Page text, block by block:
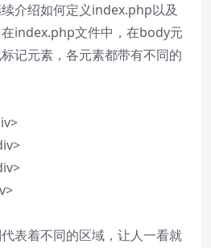
介绍如何定义index.php以及
index.php文件中，在body元
记元素，各元素都带有不同的
表着不同的区域，让人一看就